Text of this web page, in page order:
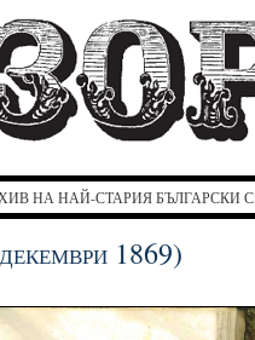
НА НАЙ-СТАРИЯ БЪЛГАРСКИ
1869)